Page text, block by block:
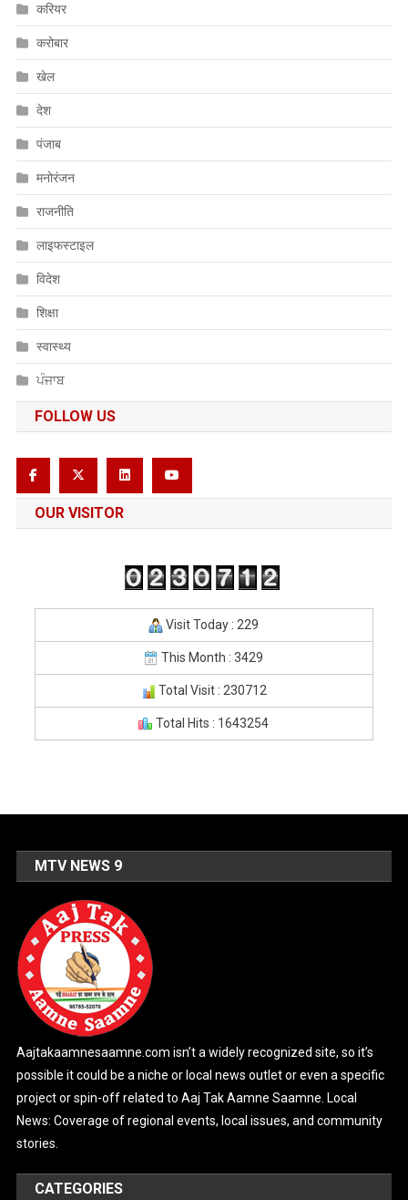
करियर
करोबार
खेल
देश
पंजाब
मनोरंजन
राजनीति
लाइफस्टाइल
विदेश
शिक्षा
स्वास्थ्य
ਪੰਜਾਬ
FOLLOW US
OUR VISITOR
Visit Today : 229
This Month : 3429
Total Visit : 230712
Total Hits : 1643254
MTV NEWS 9
Aajtakaamnesaamne.com isn’t a widely recognized site, so it’s
possible it could be a niche or local news outlet or even a specific
project or spin-off related to Aaj Tak Aamne Saamne. Local
News: Coverage of regional events, local issues, and community
stories.
CATEGORIES